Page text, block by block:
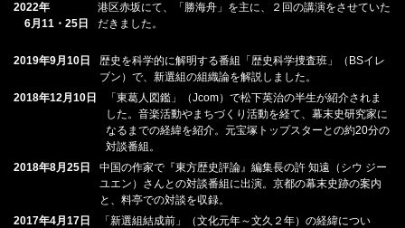
2022年
6月11・25日
港区赤坂にて、「勝海舟」を主に、２回の講演をさせていた
だきました。
2019年9月10日
歴史を科学的に解明する番組「歴史科学捜査班」（BSイレ
ブン）で、新選組の組織論を解説しました。
2018年12月10日
「東葛人図鑑」（Jcom）で松下英治の半生が紹介されま
した。音楽活動やまちづくり活動を経て、幕末史研究家に
なるまでの経緯を紹介。元宝塚トップスターとの約20分の
対談番組。
2018年8月25日
中国の作家で『東方歴史評論』編集長の許 知遠（シウ ジー
ユエン）さんとの対談番組に出演。京都の幕末史跡の案内
と、料亭での対談を収録。
2017年4月17日
「新選組結成前」（文化元年～文久２年）の経緯につい